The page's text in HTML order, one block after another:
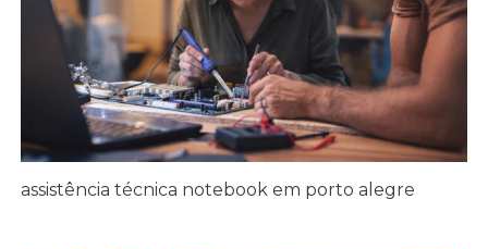
assistência técnica notebook em porto alegre